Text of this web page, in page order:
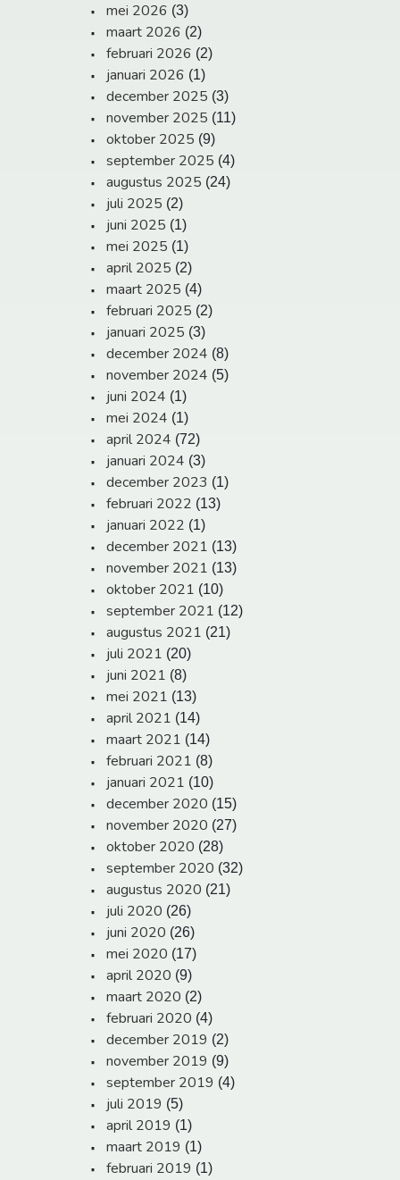
mei 2026 (3)
maart 2026 (2)
februari 2026 (2)
januari 2026 (1)
december 2025 (3)
november 2025 (11)
oktober 2025 (9)
september 2025 (4)
augustus 2025 (24)
juli 2025 (2)
juni 2025 (1)
mei 2025 (1)
april 2025 (2)
maart 2025 (4)
februari 2025 (2)
januari 2025 (3)
december 2024 (8)
november 2024 (5)
juni 2024 (1)
mei 2024 (1)
april 2024 (72)
januari 2024 (3)
december 2023 (1)
februari 2022 (13)
januari 2022 (1)
december 2021 (13)
november 2021 (13)
oktober 2021 (10)
september 2021 (12)
augustus 2021 (21)
juli 2021 (20)
juni 2021 (8)
mei 2021 (13)
april 2021 (14)
maart 2021 (14)
februari 2021 (8)
januari 2021 (10)
december 2020 (15)
november 2020 (27)
oktober 2020 (28)
september 2020 (32)
augustus 2020 (21)
juli 2020 (26)
juni 2020 (26)
mei 2020 (17)
april 2020 (9)
maart 2020 (2)
februari 2020 (4)
december 2019 (2)
november 2019 (9)
september 2019 (4)
juli 2019 (5)
april 2019 (1)
maart 2019 (1)
februari 2019 (1)